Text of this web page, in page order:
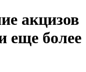
акцизов
еще более